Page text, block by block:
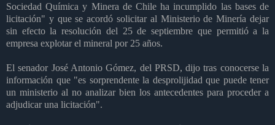
Sociedad Química y Minera de Chile ha incumplido las bases de
licitación" y que se acordó solicitar al Ministerio de Minería dejar
sin efecto la resolución del 25 de septiembre que permitió a la
empresa explotar el mineral por 25 años.
El senador José Antonio Gómez, del PRSD, dijo tras conocerse la
información que "es sorprendente la desprolijidad que puede tener
un ministerio al no analizar bien los antecedentes para proceder a
adjudicar una licitación".